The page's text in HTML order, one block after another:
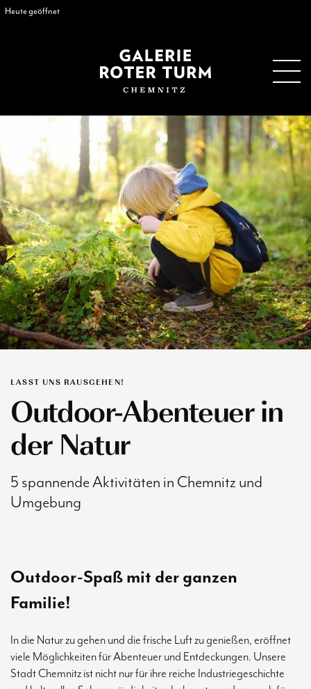
Heute geöffnet
LASST UNS RAUSGEHEN!
Outdoor-Abenteuer in
der Natur
5 spannende Aktivitäten in Chemnitz und
Umgebung
Outdoor-Spaß mit der ganzen
Familie!
In die Natur zu gehen und die frische Luft zu genießen, eröffnet
viele Möglichkeiten für Abenteuer und Entdeckungen. Unsere
Stadt Chemnitz ist nicht nur für ihre reiche Industriegeschichte